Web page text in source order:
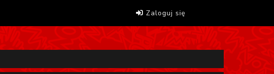
Zaloguj się